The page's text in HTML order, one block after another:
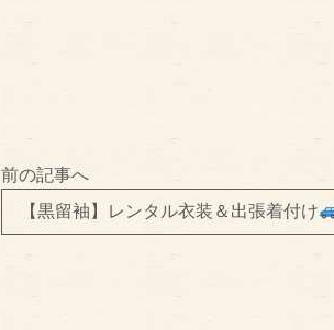
前の記事へ
【黒留袖】レンタル衣装＆出張着付け